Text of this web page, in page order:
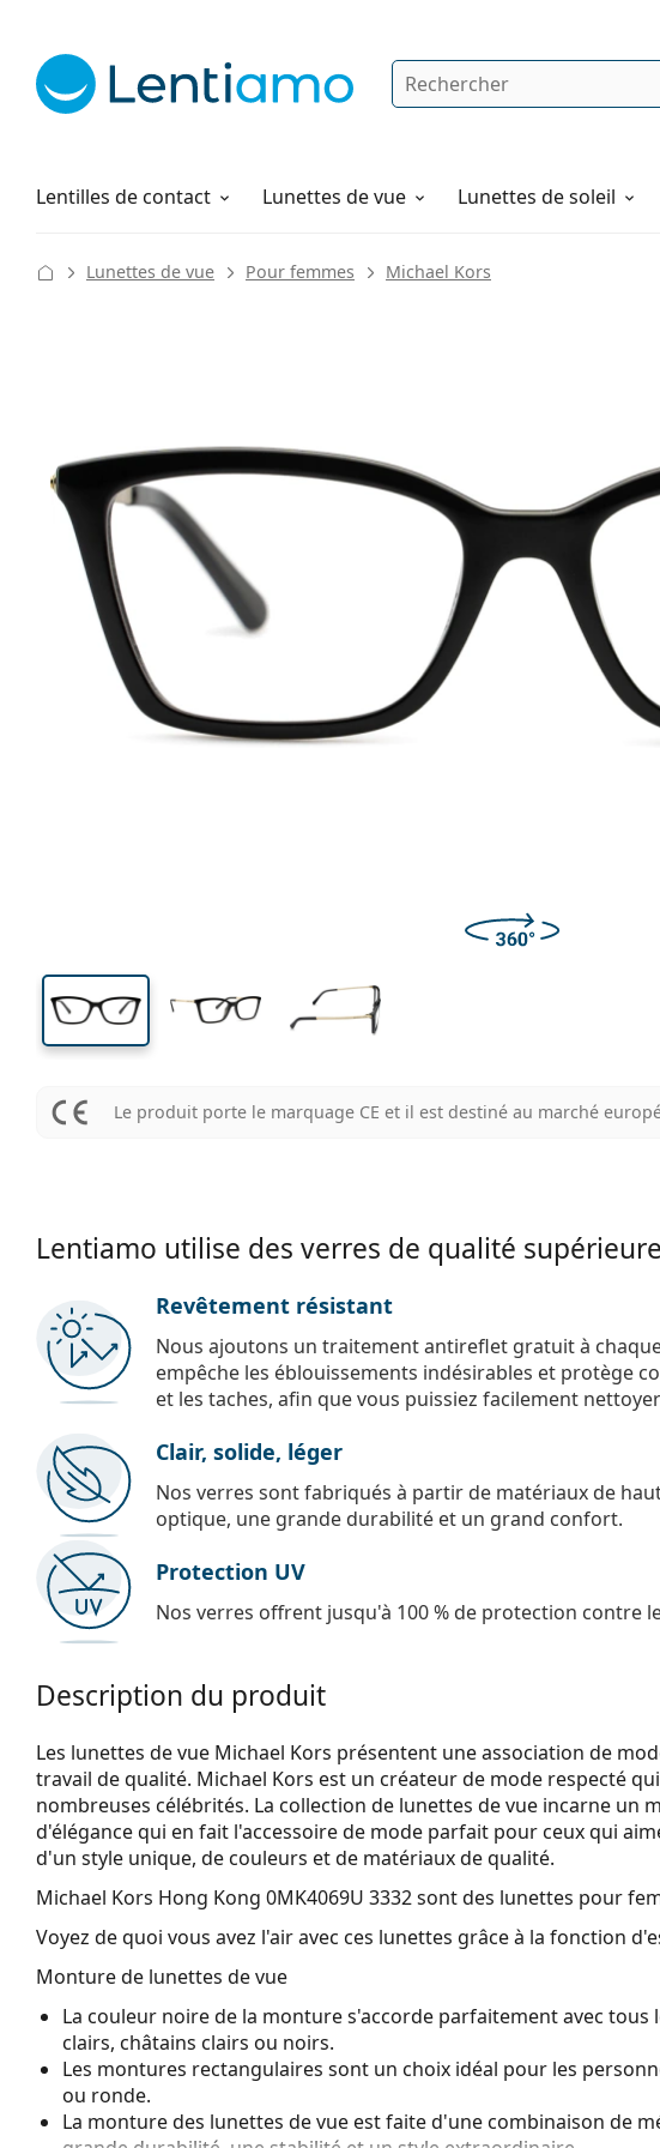
Rechercher
Lentilles de contact
Solutions Lunettes de vue Lunettes de soleil
Comment commander
Lunettes de vue Pour femmes Michael Kors
Le produit porte le marquage CE et il est destiné au marché
Lentiamo utilise des verres de qualité supérieure
Revêtement résistant
Nous ajoutons un traitement antireflet gratuit à
empêche les éblouissements indésirables et protège
et les taches, afin que vous puissiez facilement
Clair, solide, léger
Nos verres sont fabriqués à partir de matériaux de
optique, une grande durabilité et un grand confort.
Protection UV
Nos verres offrent jusqu'à 100 % de protection contre
Description du produit
Les lunettes de vue Michael Kors présentent une association de
travail de qualité. Michael Kors est un créateur de mode respecté
nombreuses célébrités. La collection de lunettes de vue incarne un
d'élégance qui en fait l'accessoire de mode parfait pour ceux qui
d'un style unique, de couleurs et de matériaux de qualité.
Michael Kors Hong Kong 0MK4069U 3332sont des lunettes pour
Voyez de quoi vous avez l'air avec ces lunettes grâce à la fonction
Monture de lunettes de vue
La couleur noire de la monture s'accorde parfaitement avec tous
clairs, châtains clairs ou noirs.
Les montures rectangulaires sont un choix idéal pour les
ou ronde.
La monture des lunettes de vue est faite d'une combinaison de